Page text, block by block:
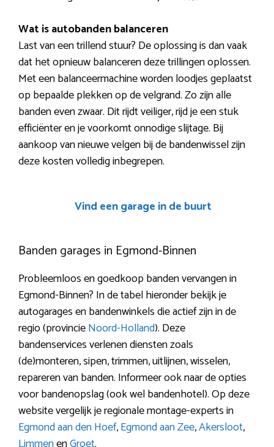
Wat is autobanden balanceren
Last van een trillend stuur? De oplossing is dan vaak
dat het opnieuw balanceren deze trillingen oplossen.
Met een balanceermachine worden loodjes geplaatst
op bepaalde plekken op de velgrand. Zo zijn alle
banden even zwaar. Dit rijdt veiliger, rijd je een stuk
efficiënter en je voorkomt onnodige slijtage. Bij
aankoop van nieuwe velgen bij de bandenwissel zijn
deze kosten volledig inbegrepen.
Vind een garage in de buurt
Banden garages in Egmond-Binnen
Probleemloos en goedkoop banden vervangen in
Egmond-Binnen? In de tabel hieronder bekijk je
autogarages en bandenwinkels die actief zijn in de
regio (provincieNoord-Holland). Deze
bandenservices verlenen diensten zoals
(de)monteren, sipen, trimmen, uitlijnen, wisselen,
repareren van banden. Informeer ook naar de opties
voor bandenopslag (ook wel bandenhotel). Op deze
website vergelijk je regionale montage-experts in
Egmond aan den Hoef,Egmond aan Zee,Akersloot,